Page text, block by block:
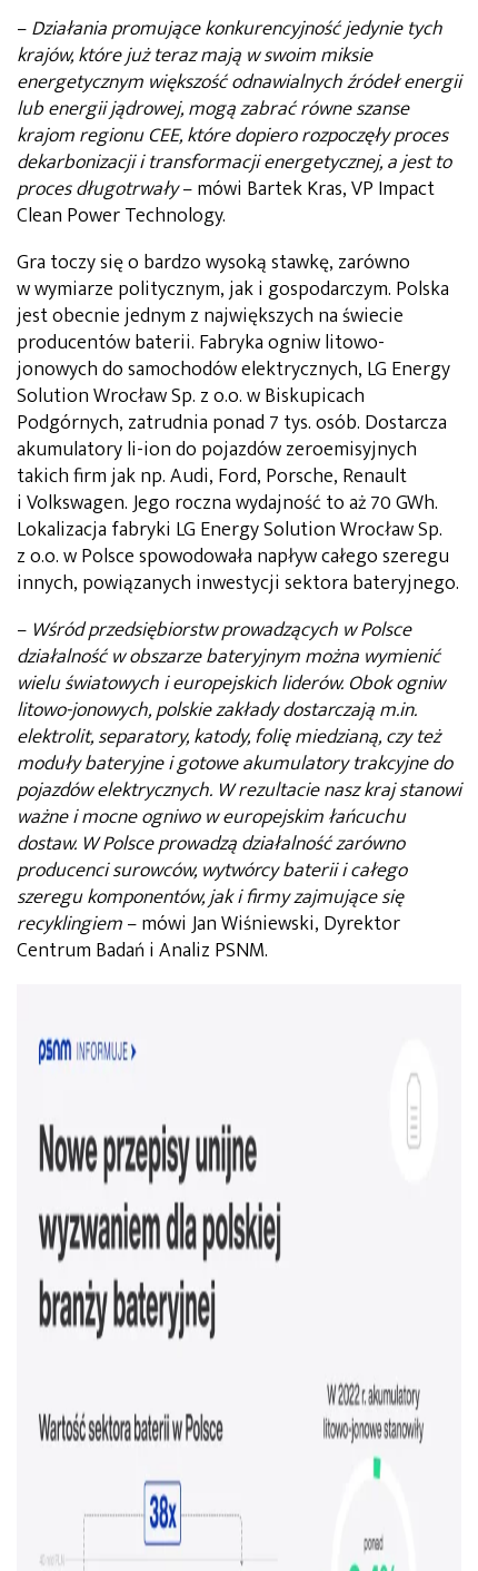
–Działania promujące konkurencyjność jedynie tych
krajów, które już teraz mają w swoim miksie
energetycznym większość odnawialnych źródeł energii
lub energii jądrowej, mogą zabrać równe szanse
krajom regionu CEE, które dopiero rozpoczęły proces
dekarbonizacji i transformacji energetycznej, a jest to
proces długotrwały– mówi Bartek Kras, VP Impact
Clean Power Technology.
Gra toczy się o bardzo wysoką stawkę, zarówno
w wymiarze politycznym, jak i gospodarczym. Polska
jest obecnie jednym z największych na świecie
producentów baterii. Fabryka ogniw litowo-
jonowych do samochodów elektrycznych, LG Energy
Solution Wrocław Sp. z o.o. w Biskupicach
Podgórnych, zatrudnia ponad 7 tys. osób. Dostarcza
akumulatory li-ion do pojazdów zeroemisyjnych
takich firm jak np. Audi, Ford, Porsche, Renault
i Volkswagen. Jego roczna wydajność to aż 70 GWh.
Lokalizacja fabryki LG Energy Solution Wrocław Sp.
z o.o. w Polsce spowodowała napływ całego szeregu
innych, powiązanych inwestycji sektora bateryjnego.
– Wśród przedsiębiorstw prowadzących w Polsce
działalność w obszarze bateryjnym można wymienić
wielu światowych i europejskich liderów. Obok ogniw
litowo-jonowych, polskie zakłady dostarczają m.in.
elektrolit, separatory, katody, folię miedzianą, czy też
moduły bateryjne i gotowe akumulatory trakcyjne do
pojazdów elektrycznych. W rezultacie nasz kraj stanowi
ważne i mocne ogniwo w europejskim łańcuchu
dostaw. W Polsce prowadzą działalność zarówno
producenci surowców, wytwórcy baterii i całego
szeregu komponentów, jak i firmy zajmujące się
recyklingiem– mówi Jan Wiśniewski, Dyrektor
Centrum Badań i Analiz PSNM.